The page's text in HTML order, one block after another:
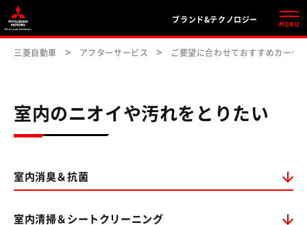
ブランド&テクノロジー
MENU
三菱自動車 アフターサービス ご要望に合わせておすすめカーケ
室内のニオイや汚れをとりたい
室内消臭＆抗菌
室内清掃＆シートクリーニング